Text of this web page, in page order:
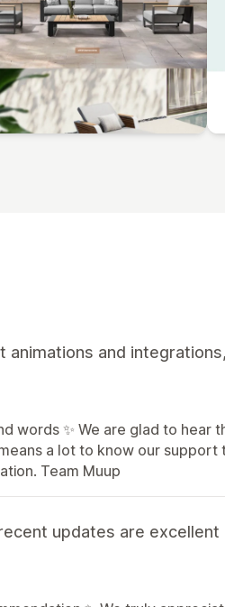
animations and
words ✨ We are glad to
a lot to know our
Team Muup
updates are